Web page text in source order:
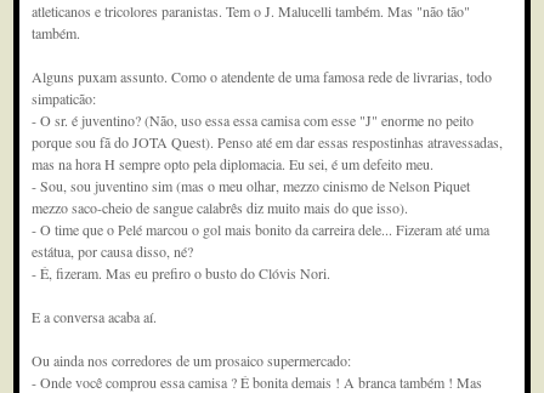
atleticanos e tricolores paranistas. Tem o J. Malucelli também. Mas "não tão"
também.
Alguns puxam assunto. Como o atendente de uma famosa rede de livrarias, todo
simpaticão:
- O sr. é juventino? (Não, uso essa essa camisa com esse "J" enorme no peito
porque sou fã do JOTA Quest). Penso até em dar essas respostinhas atravessadas,
mas na hora H sempre opto pela diplomacia. Eu sei, é um defeito meu.
- Sou, sou juventino sim (mas o meu olhar, mezzo cinismo de Nelson Piquet
mezzo saco-cheio de sangue calabrês diz muito mais do que isso).
- O time que o Pelé marcou o gol mais bonito da carreira dele... Fizeram até uma
estátua, por causa disso, né?
- É, fizeram. Mas eu prefiro o busto do Clóvis Nori.
E a conversa acaba aí.
Ou ainda nos corredores de um prosaico supermercado:
- Onde você comprou essa camisa ? É bonita demais ! A branca também ! Mas